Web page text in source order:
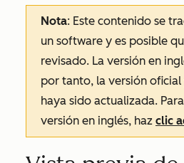
Nota: Este contenido se
un software y es posible
revisado. La versión en
por tanto, la versión oficial
haya sido actualizada.
versión en inglés, haz clic